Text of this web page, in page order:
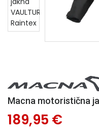
Macna motoristična
189,95 €